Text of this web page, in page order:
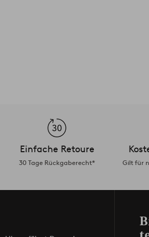
Einfache Retoure
30 Tage Rückgaberecht*
Gilt für